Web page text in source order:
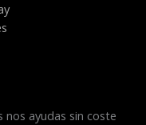
ayudas sin coste